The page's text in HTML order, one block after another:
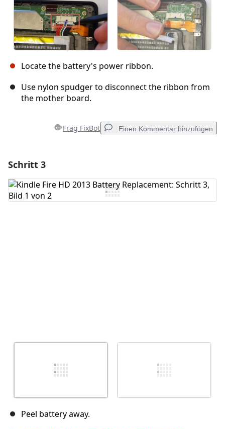
Locate the battery's power ribbon.
Use nylon spudger to disconnect the ribbon from
the mother board.
Frag FixBot Einen Kommentar hinzufügen
Kommentar hinzufügen
Schritt 3
Peel battery away.